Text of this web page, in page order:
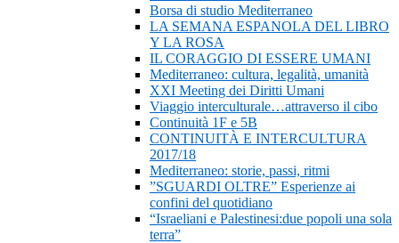
Borsa di studio Mediterraneo
LA SEMANA ESPANOLA DEL LIBRO
Y LA ROSA
IL CORAGGIO DI ESSERE UMANI
Mediterraneo: cultura, legalità, umanità
XXI Meeting dei Diritti Umani
Viaggio interculturale…attraverso il cibo
Continuità 1F e 5B
CONTINUITÀ E INTERCULTURA
2017/18
Mediterraneo: storie, passi, ritmi
”SGUARDI OLTRE” Esperienze ai
confini del quotidiano
“Israeliani e Palestinesi:due popoli una sola
terra”